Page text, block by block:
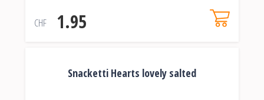
CHF 1.95
Snacketti Hearts lovely salted